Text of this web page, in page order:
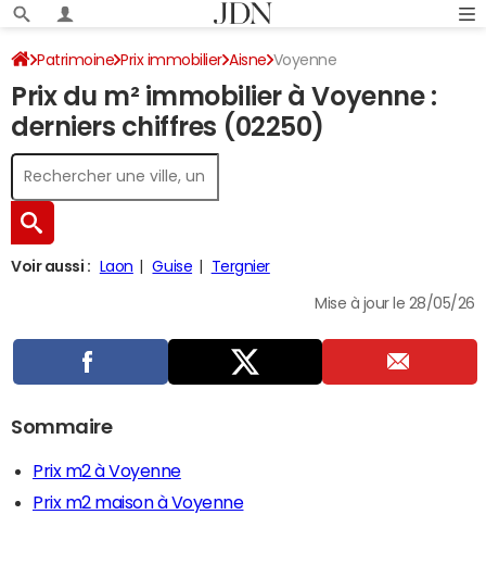
Patrimoine Prix immobilier Aisne Voyenne
Prix du m² immobilier à Voyenne :
derniers chiffres (02250)
Voir aussi : Laon Guise Tergnier
Mise à jour le 28/05/26
Sommaire
Prix m2 à Voyenne
Prix m2 maison à Voyenne